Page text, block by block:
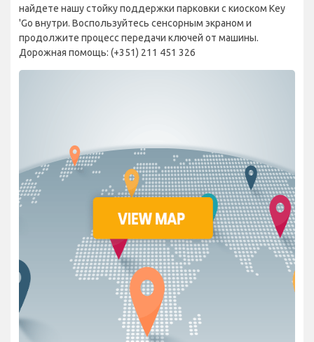
найдете нашу стойку поддержки парковки с киоском Key
'Go внутри. Воспользуйтесь сенсорным экраном и
продолжите процесс передачи ключей от машины.
Дорожная помощь: (+351) 211 451 326